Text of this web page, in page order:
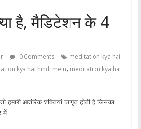
है, मैडिटेशन के 4
0 Comments
meditation kya hai
kya hai hindi mein, meditation kya hai
आतंरिक शक्तियां जागृत होती है जिनका
में